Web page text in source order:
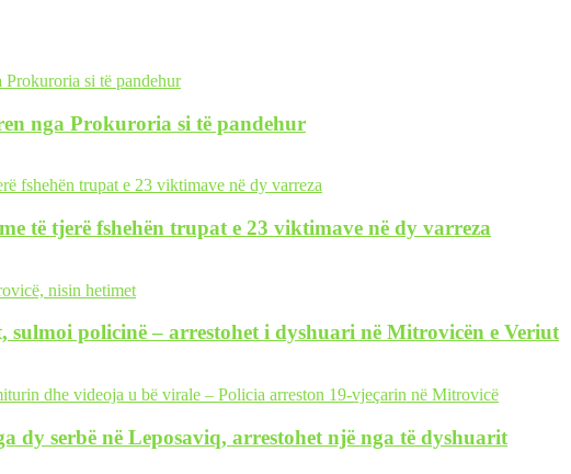
nga Prokuroria si të pandehur
të tjerë fshehën trupat e 23 viktimave në dy varreza
sulmoi policinë – arrestohet i dyshuari në Mitrovicën e Veriut
dy serbë në Leposaviq, arrestohet një nga të dyshuarit